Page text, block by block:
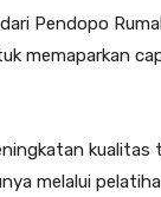
Pendopo
memaparkan
melalui